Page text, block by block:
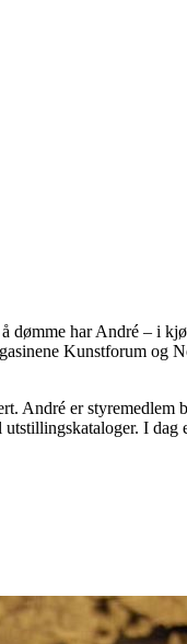
har André – i
Kunstforum og
André er styremedlem
I